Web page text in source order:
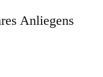
Anliegens